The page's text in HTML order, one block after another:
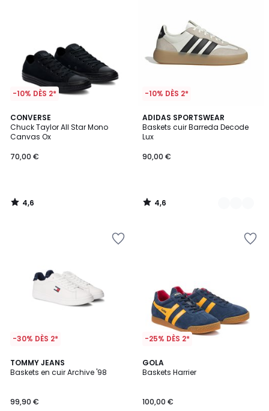
-10% DÈS 2*
CONVERSE
Chuck Taylor All Star Mono
Canvas Ox
70,00 €
4,6
/ 5
4,6
/
-10% DÈS 2*
ADIDAS SPORTSWEAR
Baskets cuir Barreda Decode
Lux
90,00 €
4,6
/ 5
2
Couleurs
4,6
/
-30% DÈS 2*
TOMMY JEANS
Baskets en cuir Archive '98
99,90 €
-25% DÈS 2*
GOLA
Baskets Harrier
100,00 €
4,6
/ 5
2
Couleurs